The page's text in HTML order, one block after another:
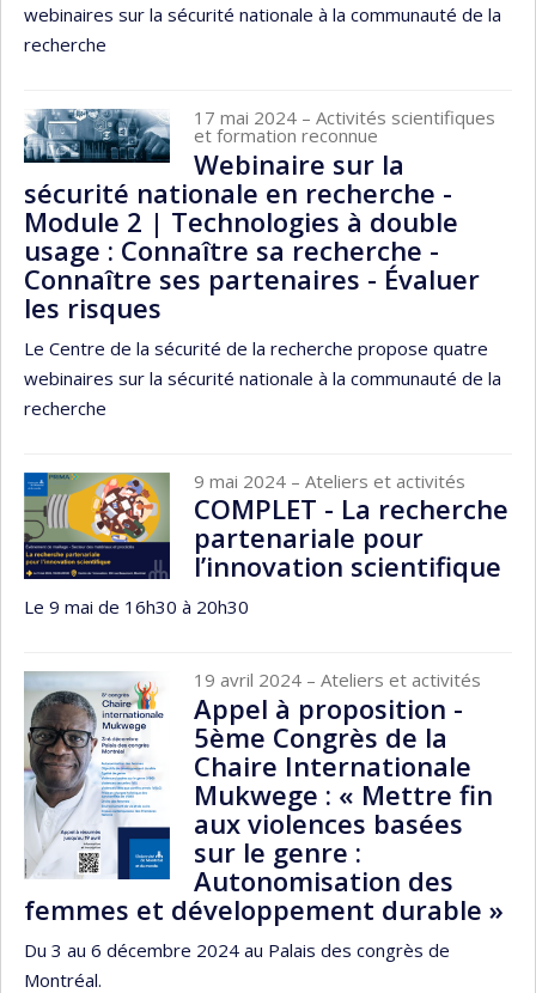
webinaires sur la sécurité nationale à la communauté de la
recherche
17 mai 2024 – Activités scientifiques
et formation reconnue
Webinaire sur la
sécurité nationale en recherche -
Module 2 | Technologies à double
usage : Connaître sa recherche -
Connaître ses partenaires - Évaluer
les risques
Le Centre de la sécurité de la recherche propose quatre
webinaires sur la sécurité nationale à la communauté de la
recherche
9 mai 2024 – Ateliers et activités
COMPLET - La recherche
partenariale pour
l’innovation scientifique
Le 9 mai de 16h30 à 20h30
19 avril 2024 – Ateliers et activités
Appel à proposition -
5ème Congrès de la
Chaire Internationale
Mukwege : « Mettre fin
aux violences basées
sur le genre :
Autonomisation des
femmes et développement durable »
Du 3 au 6 décembre 2024 au Palais des congrès de
Montréal.